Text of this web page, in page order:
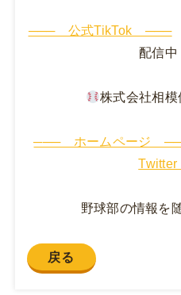
─── 公式TikTok ───
配信中
株式会社相
─── ホームページ
野球部の情報を
戻る